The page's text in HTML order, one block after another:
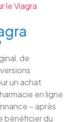
le Viagra
de
un achat
en ligne
– après
bénéficier du